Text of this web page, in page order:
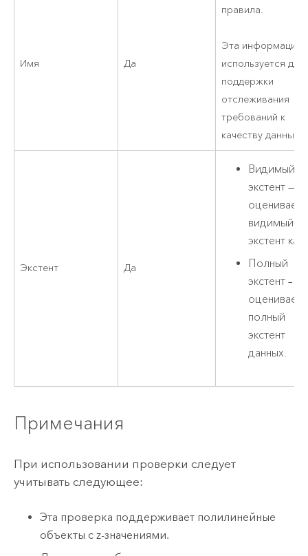
Имя Да
правила.
Эта информация
используется для
поддержки
отслеживания
требований к
качеству данных.
Экстент Да
Видимый
экстент —
оценивает
видимый
экстент
Полный
экстент –
оценивает
полный
экстент
данных.
Примечания
При использовании проверки следует
учитывать следующее:
Эта проверка поддерживает полилинейные
объекты с z-значениями.